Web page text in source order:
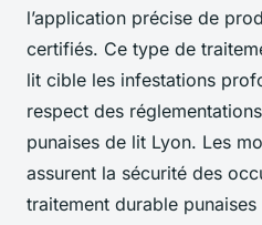
l’application précise de
certifiés. Ce type de
lit cible les infestations
respect des
punaises de lit Lyon. Les
assurent la sécurité des
traitement durable punaises